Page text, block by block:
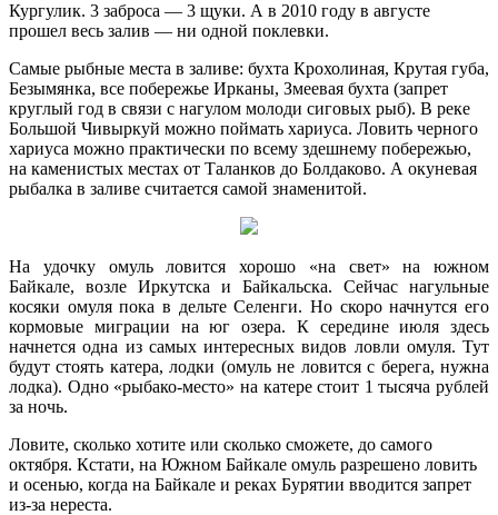
Кургулик. 3 заброса — 3 щуки. А в 2010 году в августе
прошел весь залив — ни одной поклевки.
Самые рыбные места в заливе: бухта Крохолиная, Крутая губа,
Безымянка, все побережье Ирканы, Змеевая бухта (запрет
круглый год в связи с нагулом молоди сиговых рыб). В реке
Большой Чивыркуй можно поймать хариуса. Ловить черного
хариуса можно практически по всему здешнему побережью,
на каменистых местах от Таланков до Болдаково. А окуневая
рыбалка в заливе считается самой знаменитой.
На удочку омуль ловится хорошо «на свет» на южном
Байкале, возле Иркутска и Байкальска. Сейчас нагульные
косяки омуля пока в дельте Селенги. Но скоро начнутся его
кормовые миграции на юг озера. К середине июля здесь
начнется одна из самых интересных видов ловли омуля. Тут
будут стоять катера, лодки (омуль не ловится с берега, нужна
лодка). Одно «рыбако-место» на катере стоит 1 тысяча рублей
за ночь.
Ловите, сколько хотите или сколько сможете, до самого
октября. Кстати, на Южном Байкале омуль разрешено ловить
и осенью, когда на Байкале и реках Бурятии вводится запрет
из-за нереста.